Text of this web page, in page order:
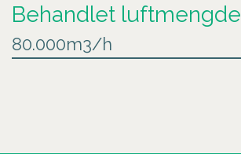
Behandlet luftmengde
80.000m3/h